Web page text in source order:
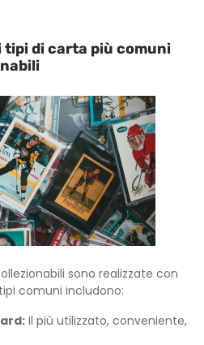
tipi di carta più comuni
sono realizzate con
comuni includono:
Il più utilizzato, conveniente,